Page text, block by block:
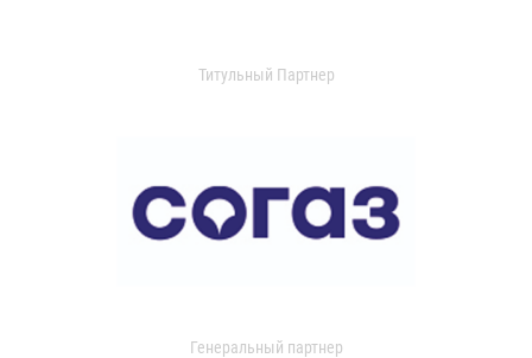
Титульный Партнер
Генеральный партнер